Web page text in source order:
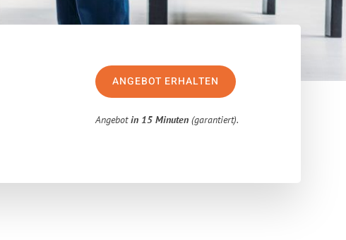
ANGEBOT ERHALTEN
Angebotin 15 Minuten (garantiert).